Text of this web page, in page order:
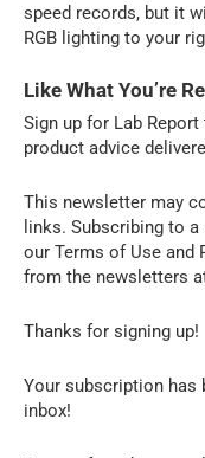
speed records, but it
RGB lighting to your
Like What You’re
Sign up for Lab
product advice
This newsletter may
links. Subscribing to
our Terms of Use and
from the newsletters
Thanks for signing up!
Your subscription has
inbox!